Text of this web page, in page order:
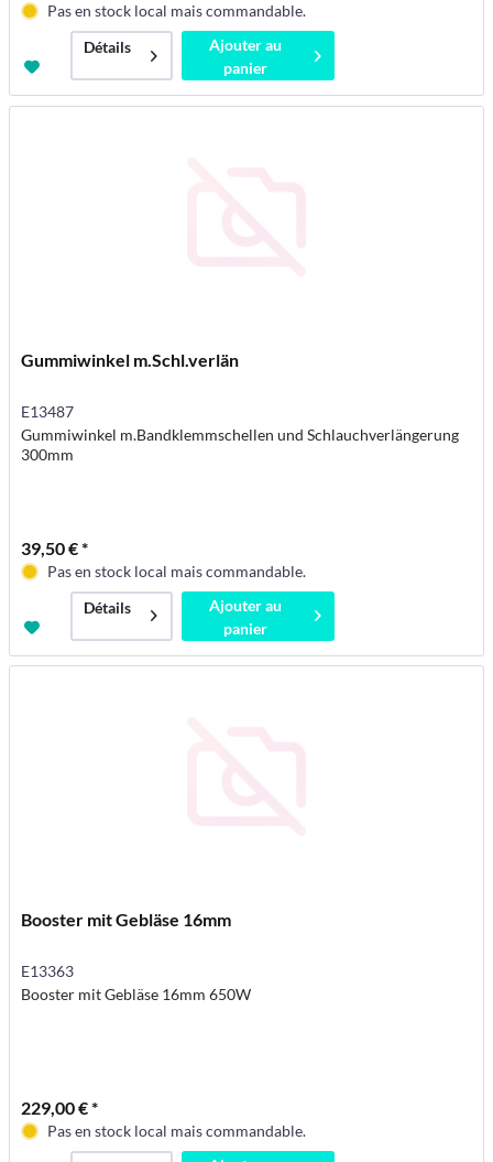
Pas en stock local mais commandable.
Détails
Ajouter au
panier
Gummiwinkel m.Schl.verlän
E13487
Gummiwinkel m.Bandklemmschellen und Schlauchverlängerung
300mm
39,50 € *
Pas en stock local mais commandable.
Détails
Ajouter au
panier
Booster mit Gebläse 16mm
E13363
Booster mit Gebläse 16mm 650W
229,00 € *
Pas en stock local mais commandable.